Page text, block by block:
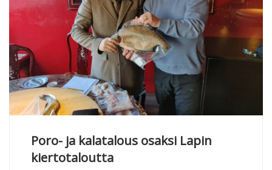
Poro- ja kalatalous osaksi Lapin
kiertotaloutta